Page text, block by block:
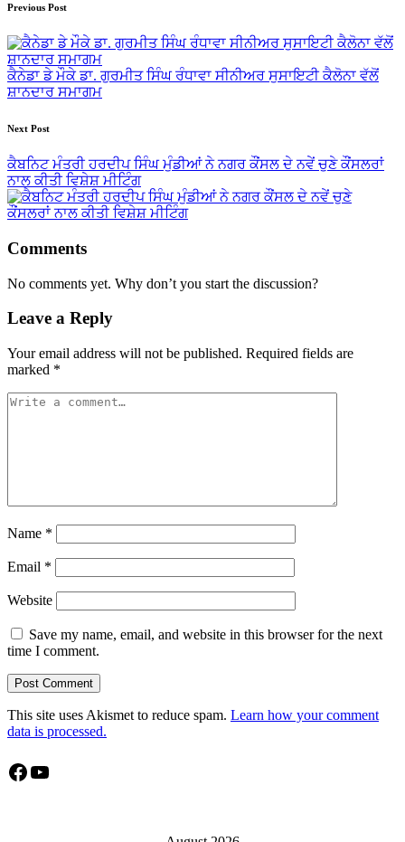
Post
navigation
Previous Post
ਕੈਨੇਡਾ ਡੇ ਮੌਕੇ ਡਾ. ਗੁਰਮੀਤ ਸਿੰਘ ਰੰਧਾਵਾ ਸੀਨੀਅਰ ਸੁਸਾਇਟੀ ਕੈਲੋਨਾ ਵੱਲੋਂ
ਸ਼ਾਨਦਾਰ ਸਮਾਗਮ
Next Post
ਕੈਬਨਿਟ ਮੰਤਰੀ ਹਰਦੀਪ ਸਿੰਘ ਮੁੰਡੀਆਂ ਨੇ ਨਗਰ ਕੌਂਸਲ ਦੇ ਨਵੇਂ ਚੁਣੇ ਕੌਂਸਲਰਾਂ
ਨਾਲ ਕੀਤੀ ਵਿਸ਼ੇਸ਼ ਮੀਟਿੰਗ
Comments
No comments yet. Why don’t you start the discussion?
Leave a Reply
Your email address will not be published. Required fields are
marked *
Name *
Email *
Website
Save my name, email, and website in this browser for the next
time I comment.
This site uses Akismet to reduce spam. Learn how your comment
data is processed.
Facebook
YouTube